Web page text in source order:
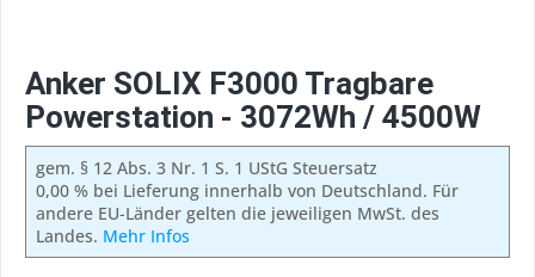
Anker SOLIX F3000 Tragbare
Powerstation - 3072Wh / 4500W
gem. § 12 Abs. 3 Nr. 1 S. 1 UStG Steuersatz
0,00 % bei Lieferung innerhalb von Deutschland. Für
andere EU-Länder gelten die jeweiligen MwSt. des
Landes. Mehr Infos